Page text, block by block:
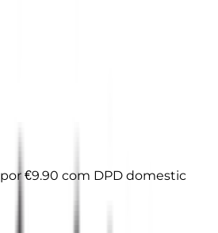
por €9.90 com DPD domestic